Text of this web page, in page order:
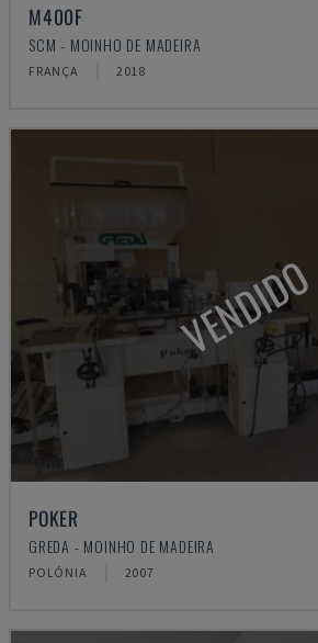
M400F
SCM - MOINHO DE MADEIRA
FRANÇA 2018
VENDIDO
POKER
GREDA - MOINHO DE MADEIRA
POLÓNIA 2007